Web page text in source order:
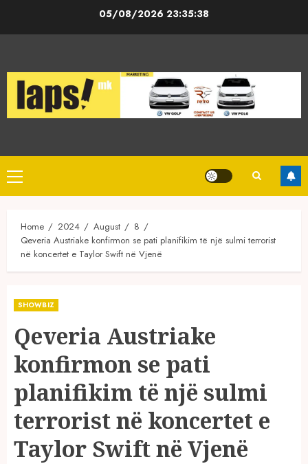
05/08/2026 23:35:39
Primary
Menu
Home 2024 August
8
Qeveria Austriake konfirmon se pati planifikim të një sulmi terrorist
në koncertet e Taylor Swift në Vjenë
SHOWBIZ
Qeveria Austriake
konfirmon se pati
planifikim të një sulmi
terrorist në koncertet e
Taylor Swift në Vjenë